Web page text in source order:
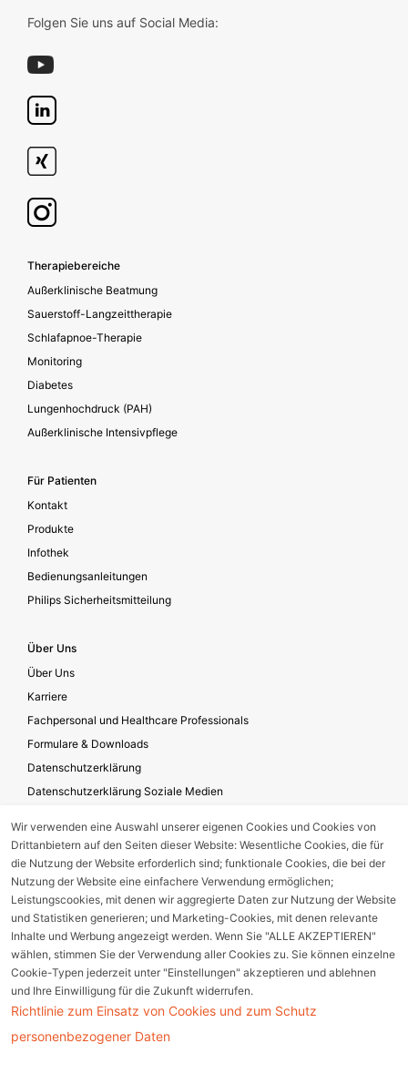
Folgen Sie uns auf Social Media:
Footer secondary
Therapiebereiche
Außerklinische Beatmung
Sauerstoff-Langzeittherapie
Schlafapnoe-Therapie
Monitoring
Diabetes
Lungenhochdruck (PAH)
Außerklinische Intensivpflege
Für Patienten
Kontakt
Produkte
Infothek
Bedienungsanleitungen
Philips Sicherheitsmitteilung
Über Uns
Über Uns
Karriere
Fachpersonal und Healthcare Professionals
Formulare & Downloads
Datenschutzerklärung
Datenschutzerklärung Soziale Medien
Impressum
Unternehmensverantwortung
Gerätestörung melden
Nebenwirkungsmeldung
Cookie Einstellungen
Wir verwenden eine Auswahl unserer eigenen Cookies und Cookies von
Drittanbietern auf den Seiten dieser Website: Wesentliche Cookies, die für
die Nutzung der Website erforderlich sind; funktionale Cookies, die bei der
Nutzung der Website eine einfachere Verwendung ermöglichen;
Leistungscookies, mit denen wir aggregierte Daten zur Nutzung der Website
und Statistiken generieren; und Marketing-Cookies, mit denen relevante
Inhalte und Werbung angezeigt werden. Wenn Sie "ALLE AKZEPTIEREN"
wählen, stimmen Sie der Verwendung aller Cookies zu. Sie können einzelne
Cookie-Typen jederzeit unter "Einstellungen" akzeptieren und ablehnen
und Ihre Einwilligung für die Zukunft widerrufen.
Richtlinie zum Einsatz von Cookies und zum Schutz
personenbezogener Daten